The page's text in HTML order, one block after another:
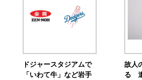
ドジャースタジアムで
「いわて牛」など岩手
故人
る